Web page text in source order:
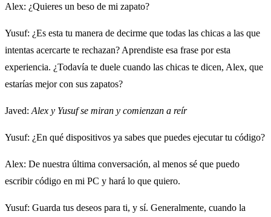
Alex: ¿Quieres un beso de mi zapato?
Yusuf: ¿Es esta tu manera de decirme que todas las chicas a las que
intentas acercarte te rechazan? Aprendiste esa frase por esta
experiencia. ¿Todavía te duele cuando las chicas te dicen, Alex, que
estarías mejor con sus zapatos?
Javed: Alex y Yusuf se miran y comienzan a reír
Yusuf: ¿En qué dispositivos ya sabes que puedes ejecutar tu código?
Alex: De nuestra última conversación, al menos sé que puedo
escribir código en mi PC y hará lo que quiero.
Yusuf: Guarda tus deseos para ti, y sí. Generalmente, cuando la